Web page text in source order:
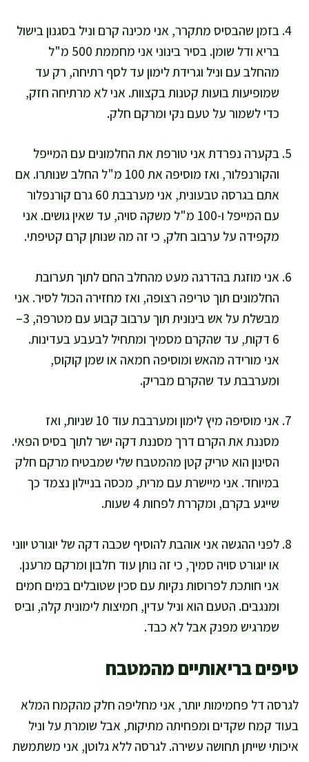
בזמן שהבסיס מתקרר, אני מכינה קרם וניל בסגנון בישול
בריא ודל שומן. בסיר בינוני אני מחממת 500 מ"ל
מהחלב עם וניל וגרידת לימון עד לסף רתיחה, רק עד
שמופיעות בועות קטנות בקצוות. אני לא מרתיחה חזק,
כדי לשמור על טעם נקי ומרקם חלק.
בקערה נפרדת אני טורפת את החלמונים עם המייפל
והקורנפלור, ואז מוסיפה את 100 מ"ל החלב שנותרו. אם
אתם בגרסה טבעונית, אני מערבבת 60 גרם קורנפלור
עם המייפל ו-100 מ"ל משקה סויה, עד שאין גושים. אני
מקפידה על ערבוב חלק, כי זה מה שנותן קרם קטיפתי.
אני מוזגת בהדרגה מעט מהחלב החם לתוך תערובת
החלמונים תוך טריפה רצופה, ואז מחזירה הכול לסיר. אני
מבשלת על אש בינונית תוך ערבוב קבוע עם מטרפה, 3–
6 דקות, עד שהקרם מסמיך ומתחיל לבעבע בעדינות.
אני מורידה מהאש ומוסיפה חמאה או שמן קוקוס,
ומערבבת עד שהקרם מבריק.
אני מוסיפה מיץ לימון ומערבבת עוד 10 שניות, ואז
מסננת את הקרם דרך מסננת דקה ישר לתוך בסיס הפאי.
הסינון הוא טריק קטן מהמטבח שלי שמבטיח מרקם חלק
במיוחד. אני מיישרת עם מרית, מכסה בניילון נצמד כך
שייגע בקרם, ומקררת לפחות 4 שעות.
לפני ההגשה אני אוהבת להוסיף שכבה דקה של יוגורט יווני
או יוגורט סויה סמיך, כי זה נותן עוד חלבון ומרקם מרענן.
אני חותכת לפרוסות נקיות עם סכין שטובלים במים חמים
ומנגבים. הטעם הוא וניל עדין, חמיצות לימונית קלה, וביס
שמרגיש מפנק אבל לא כבד.
טיפים בריאותיים מהמטבח
לגרסה דל פחמימות יותר, אני מחליפה חלק מהקמח המלא
בעוד קמח שקדים ומפחיתה מתיקות, אבל שומרת על וניל
איכותי שייתן תחושה עשירה. לגרסה ללא גלוטן, אני משתמשת